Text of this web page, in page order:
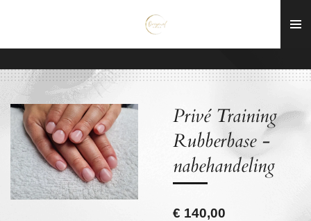
hoofdinhoud
Privé Training
Rubberbase -
nabehandeling
€ 140,00